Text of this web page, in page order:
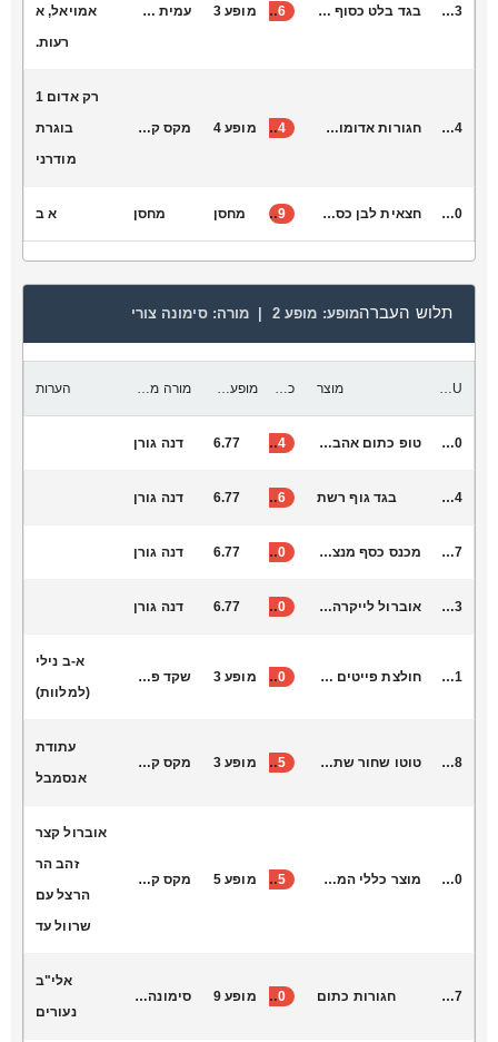
K9003 בגד בלט כסוף קטנטנות 16 מופע 3 עמית אמויאל
אמויאל, א
רעות.
B5004 חגורות אדומות וחגורות סגולות 34 מופע 4 מקס קונקי
רק אדום 1
בוגרת
מודרני
K9010 חצאית לבן כסף מנצנצת 9 מחסן מחסן א ב
תלוש העברהמופע: מופע 2 | מורה: סימונה צורי
מוצר מורה מקבלת הערות
L6030 טופ כתום אהבה חדשה 34
6.77 דנה גורן
L6044 בגד גוף רשת 46
6.77 דנה גורן
T7047 מכנס כסף מנצנץ מתרחב )מחמיא( 40
6.77 דנה גורן
V2043 אוברול לייקרה שחור גולף שרוול עד המרפק מתאים לחטיבה תיכון 30
6.77 דנה גורן
L6021 חולצת פייטים מייקל 30 מופע 3 שקד פדרובסקי
א-ב נילי
(למלוות)
S1048 טוטו שחור שתי שכבות , תחתונה ארוכה מאחור 35 מופע 3 מקס קונקי
עתודת
אנסמבל
A0000 מוצר כללי המרפק 135 מופע 5 מקס קונקי
אוברול קצר
זהב הר
הרצל עם
שרוול עד
B5007 חגורות כתום 30 מופע 9 סימונה צורי
אלי"ב
נעורים